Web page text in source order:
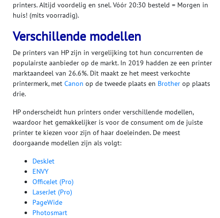
printers. Altijd voordelig en snel. Vóór 20:30 besteld = Morgen in
huis! (mits voorradig).
Verschillende modellen
De printers van HP zijn in vergelijking tot hun concurrenten de
populairste aanbieder op de markt. In 2019 hadden ze een printer
marktaandeel van 26.6%. Dit maakt ze het meest verkochte
printermerk, met Canon op de tweede plaats en Brother op plaats
drie.
HP onderscheidt hun printers onder verschillende modellen,
waardoor het gemakkelijker is voor de consument om de juiste
printer te kiezen voor zijn of haar doeleinden. De meest
doorgaande modellen zijn als volgt:
DeskJet
ENVY
OfficeJet (Pro)
LaserJet (Pro)
PageWide
Photosmart